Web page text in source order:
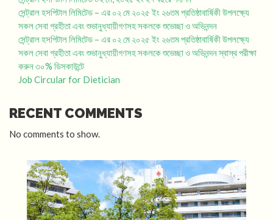
সেন্ট্রাল হসপিটাল লিমিটেড – এর ০২ মে ২০২৫ ইং ২৬তম প্রতিষ্ঠাবার্ষিকী উপলক্ষ্যে
সকল সেবা গ্রহীতা এবং শুভানুধ্যায়ীগণসহ সকলকে শুভেচ্ছা ও অভিনন্দন
সেন্ট্রাল হসপিটাল লিমিটেড – এর ০২ মে ২০২৫ ইং ২৬তম প্রতিষ্ঠাবার্ষিকী উপলক্ষ্যে
সকল সেবা গ্রহীতা এবং শুভানুধ্যায়ীগণসহ সকলকে শুভেচ্ছা ও অভিনন্দন স্বাস্থ পরীক্ষা
করুন ৩০% ডিসকাউন্টে
Job Circular for Dietician
RECENT COMMENTS
No comments to show.